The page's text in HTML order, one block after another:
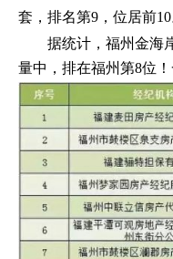
套，排名第9，位居前10
据统计，福州金海
量中，排在福州第8位